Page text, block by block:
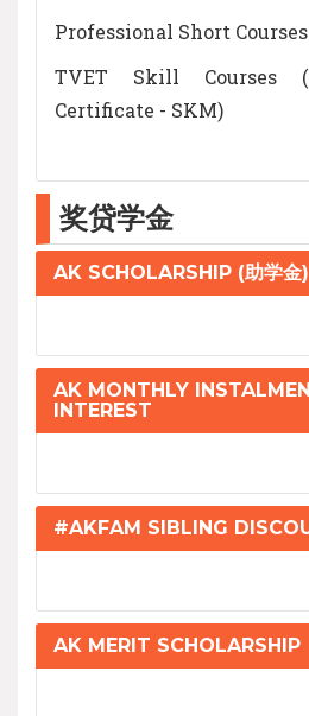
Professional Short
TVET Skill Courses
Certificate - SKM)
奖贷学金
AK SCHOLARSHIP (助学金)
AK MONTHLY
INTEREST
#AKFAM SIBLING
AK MERIT SCHOLARSHIP